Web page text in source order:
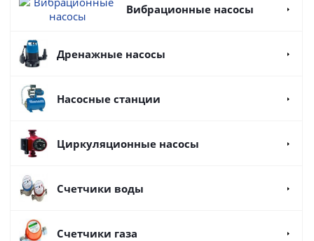
Вибрационные насосы
Дренажные насосы
Насосные станции
Циркуляционные насосы
Счетчики воды
Счетчики газа